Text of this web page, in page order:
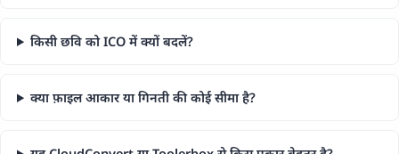
किसी छवि को ICO में क्यों बदलें?
क्या फ़ाइल आकार या गिनती की कोई सीमा है?